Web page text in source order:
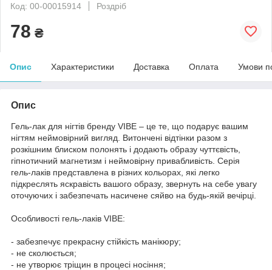
Код: 00-00015914
Роздріб
78 ₴
Опис Характеристики Доставка Оплата Умови
Опис
Гель-лак для нігтів бренду VIBE – це те, що подарує вашим
нігтям неймовірний вигляд. Витончені відтінки разом з
розкішним блиском полонять і додають образу чуттєвість,
гіпнотичний магнетизм і неймовірну привабливість. Серія
гель-лаків представлена в різних кольорах, які легко
підкреслять яскравість вашого образу, звернуть на себе увагу
оточуючих і забезпечать насичене сяйво на будь-якій вечірці.
Особливості гель-лаків VIBE:
- забезпечує прекрасну стійкість манікюру;
- не сколюється;
- не утворює тріщин в процесі носіння;